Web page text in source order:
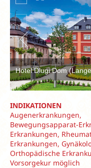
Hotel Dlugi Dom
INDIKATIONEN
Augenerkrankungen,
Bewegungsapparat-
Erkrankungen,
Erkrankungen,
Orthopädische
Vorsorgekur möglich